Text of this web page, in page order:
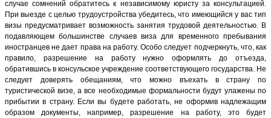
случае сомнений обратитесь к независимому юристу за консультацией.
При выезде с целью трудоустройства убедитесь, что имеющийся у вас тип
визы предусматривает возможность занятия трудовой деятельностью. В
подавляющем большинстве случаев виза для временного пребывания
иностранцев не дает права на работу. Особо следует подчеркнуть, что, как
правило, разрешение на работу нужно оформлять до отъезда,
обратившись в консульское учреждение соответствующего государства. Не
следует доверять обещаниям, что можно въехать в страну по
туристической визе, а все необходимые формальности будут улажены по
прибытии в страну. Если вы будете работать, не оформив надлежащим
образом документы, например, разрешение на работу, это будет